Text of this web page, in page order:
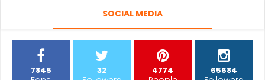
SOCIAL MEDIA
7845 32 4774 65684